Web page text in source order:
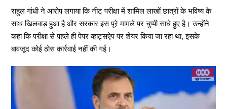
राहुल गांधी ने आरोप लगाया कि नीट परीक्षा में शामिल लाखों छात्रों के भविष्य के
साथ खिलवाड़ हुआ है और सरकार इस पूरे मामले पर चुप्पी साधे हुए है। उन्होंने
कहा कि परीक्षा से पहले ही पेपर व्हाट्सऐप पर शेयर किया जा रहा था, इसके
बावजूद कोई ठोस कार्रवाई नहीं की गई।